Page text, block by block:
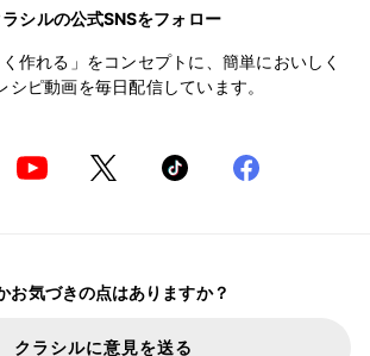
ラシルの公式SNSをフォロー
く作れる」をコンセプトに、簡単においしく
シピ動画を毎日配信しています。
お気づきの点はありますか？
クラシルに意見を送る